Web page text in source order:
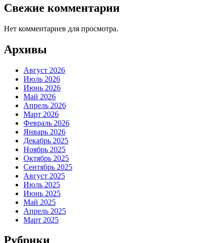
Свежие комментарии
Нет комментариев для просмотра.
Архивы
Август 2026
Июль 2026
Июнь 2026
Май 2026
Апрель 2026
Март 2026
Февраль 2026
Январь 2026
Декабрь 2025
Ноябрь 2025
Октябрь 2025
Сентябрь 2025
Август 2025
Июль 2025
Июнь 2025
Май 2025
Апрель 2025
Март 2025
Рубрики